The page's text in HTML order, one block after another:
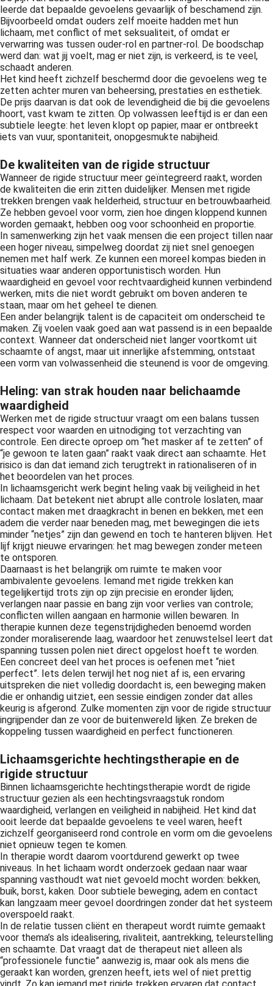
leerde dat bepaalde gevoelens gevaarlijk of beschamend zijn.
Bijvoorbeeld omdat ouders zelf moeite hadden met hun
lichaam, met conflict of met seksualiteit, of omdat er
verwarring was tussen ouder-rol en partner-rol. De boodschap
werd dan: wat jij voelt, mag er niet zijn, is verkeerd, is te veel,
schaadt anderen.
Het kind heeft zichzelf beschermd door die gevoelens weg te
zetten achter muren van beheersing, prestaties en esthetiek.
De prijs daarvan is dat ook de levendigheid die bij die gevoelens
hoort, vast kwam te zitten. Op volwassen leeftijd is er dan een
subtiele leegte: het leven klopt op papier, maar er ontbreekt
iets van vuur, spontaniteit, onopgesmukte nabijheid.
De kwaliteiten van de rigide structuur
Wanneer de rigide structuur meer geïntegreerd raakt, worden
de kwaliteiten die erin zitten duidelijker. Mensen met rigide
trekken brengen vaak helderheid, structuur en betrouwbaarheid.
Ze hebben gevoel voor vorm, zien hoe dingen kloppend kunnen
worden gemaakt, hebben oog voor schoonheid en proportie.
In samenwerking zijn het vaak mensen die een project tillen naar
een hoger niveau, simpelweg doordat zij niet snel genoegen
nemen met half werk. Ze kunnen een moreel kompas bieden in
situaties waar anderen opportunistisch worden. Hun
waardigheid en gevoel voor rechtvaardigheid kunnen verbindend
werken, mits die niet wordt gebruikt om boven anderen te
staan, maar om het geheel te dienen.
Een ander belangrijk talent is de capaciteit om onderscheid te
maken. Zij voelen vaak goed aan wat passend is in een bepaalde
context. Wanneer dat onderscheid niet langer voortkomt uit
schaamte of angst, maar uit innerlijke afstemming, ontstaat
een vorm van volwassenheid die steunend is voor de omgeving.
Heling: van strak houden naar belichaamde
waardigheid
Werken met de rigide structuur vraagt om een balans tussen
respect voor waarden en uitnodiging tot verzachting van
controle. Een directe oproep om “het masker af te zetten” of
“je gewoon te laten gaan” raakt vaak direct aan schaamte. Het
risico is dan dat iemand zich terugtrekt in rationaliseren of in
het beoordelen van het proces.
In lichaamsgericht werk begint heling vaak bij veiligheid in het
lichaam. Dat betekent niet abrupt alle controle loslaten, maar
contact maken met draagkracht in benen en bekken, met een
adem die verder naar beneden mag, met bewegingen die iets
minder “netjes” zijn dan gewend en toch te hanteren blijven. Het
lijf krijgt nieuwe ervaringen: het mag bewegen zonder meteen
te ontsporen.
Daarnaast is het belangrijk om ruimte te maken voor
ambivalente gevoelens. Iemand met rigide trekken kan
tegelijkertijd trots zijn op zijn precisie en eronder lijden;
verlangen naar passie en bang zijn voor verlies van controle;
conflicten willen aangaan en harmonie willen bewaren. In
therapie kunnen deze tegenstrijdigheden benoemd worden
zonder moraliserende laag, waardoor het zenuwstelsel leert dat
spanning tussen polen niet direct opgelost hoeft te worden.
Een concreet deel van het proces is oefenen met “niet
perfect”. Iets delen terwijl het nog niet af is, een ervaring
uitspreken die niet volledig doordacht is, een beweging maken
die er onhandig uitziet, een sessie eindigen zonder dat alles
keurig is afgerond. Zulke momenten zijn voor de rigide structuur
ingrijpender dan ze voor de buitenwereld lijken. Ze breken de
koppeling tussen waardigheid en perfect functioneren.
Lichaamsgerichte hechtingstherapie en de
rigide structuur
Binnen lichaamsgerichte hechtingstherapie wordt de rigide
structuur gezien als een hechtingsvraagstuk rondom
waardigheid, verlangen en veiligheid in nabijheid. Het kind dat
ooit leerde dat bepaalde gevoelens te veel waren, heeft
zichzelf georganiseerd rond controle en vorm om die gevoelens
niet opnieuw tegen te komen.
In therapie wordt daarom voortdurend gewerkt op twee
niveaus. In het lichaam wordt onderzoek gedaan naar waar
spanning vasthoudt wat niet gevoeld mocht worden: bekken,
buik, borst, kaken. Door subtiele beweging, adem en contact
kan langzaam meer gevoel doordringen zonder dat het systeem
overspoeld raakt.
In de relatie tussen cliënt en therapeut wordt ruimte gemaakt
voor thema’s als idealisering, rivaliteit, aantrekking, teleurstelling
en schaamte. Dat vraagt dat de therapeut niet alleen als
“professionele functie” aanwezig is, maar ook als mens die
geraakt kan worden, grenzen heeft, iets wel of niet prettig